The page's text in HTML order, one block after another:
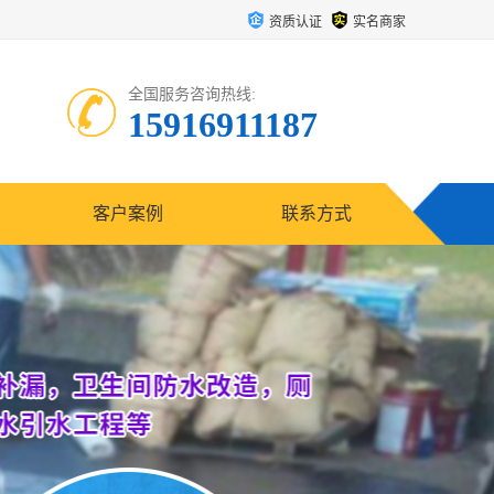
资质认证 实名商家
全国服务咨询热线:
15916911187
客户案例 联系方式